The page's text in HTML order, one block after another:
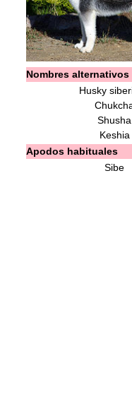
Nombres alternativos
Husky
Shusha
Keshia
Apodos habituales
Sibe